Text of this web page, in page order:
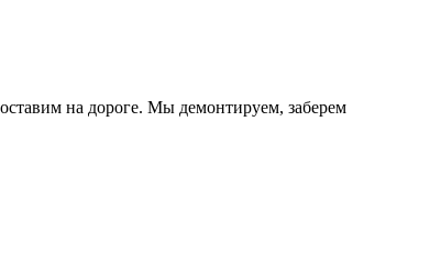
на дороге. Мы демонтируем, заберем